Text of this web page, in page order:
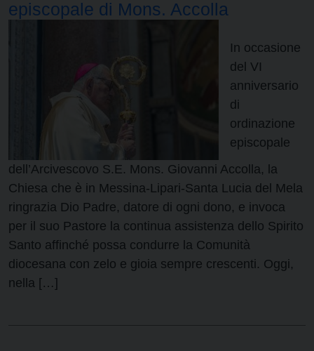
episcopale di Mons. Accolla
In occasione
del VI
anniversario
di
ordinazione
episcopale
dell’Arcivescovo S.E. Mons. Giovanni Accolla, la
Chiesa che è in Messina-Lipari-Santa Lucia del Mela
ringrazia Dio Padre, datore di ogni dono, e invoca
per il suo Pastore la continua assistenza dello Spirito
Santo affinché possa condurre la Comunità
diocesana con zelo e gioia sempre crescenti. Oggi,
nella […]